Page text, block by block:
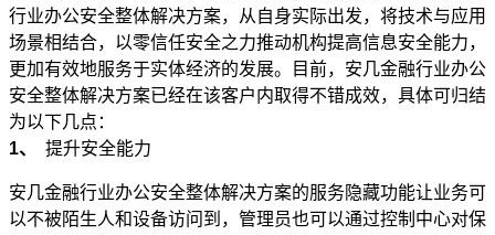
行业办公安全整体解决方案，从自身实际出发，将技术与应用
场景相结合，以零信任安全之力推动机构提高信息安全能力，
更加有效地服务于实体经济的发展。目前，安几金融行业办公
安全整体解决方案已经在该客户内取得不错成效，具体可归结
为以下几点：
1、
提升安全能力
安几金融行业办公安全整体解决方案的服务隐藏功能让业务可
以不被陌生人和设备访问到，管理员也可以通过控制中心对保